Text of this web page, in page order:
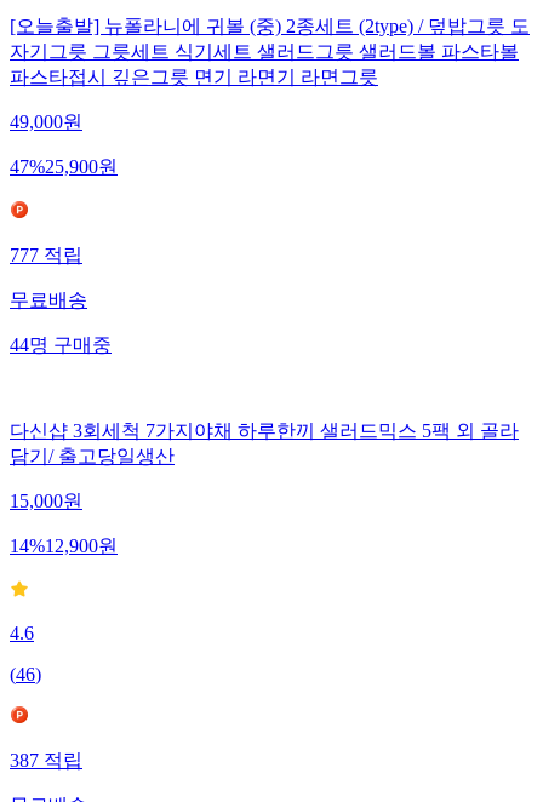
[오늘출발] 뉴폴라니에 귀볼 (중) 2종세트 (2type) / 덮밥그릇 도
자기그릇 그릇세트 식기세트 샐러드그릇 샐러드볼 파스타볼
파스타접시 깊은그릇 면기 라면기 라면그릇
49,000원
47%25,900원
777적립
무료배송
44명구매중
다신샵 3회세척 7가지야채 하루한끼 샐러드믹스 5팩 외 골라
담기/ 출고당일생산
15,000원
14%12,900원
4.6
(46)
387적립